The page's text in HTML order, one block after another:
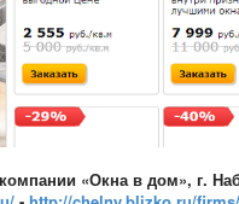
компании «Окна в дом», г.